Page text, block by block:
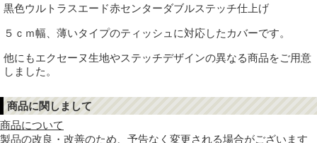
黒色ウルトラスエード赤センターダブルステッチ仕上げ
５ｃｍ幅、薄いタイプのティッシュに対応したカバーです。
他にもエクセーヌ生地やステッチデザインの異なる商品をご用意
しました。
商品に関しまして
商品について
製品の改良・改善のため、予告なく変更される場合がございます